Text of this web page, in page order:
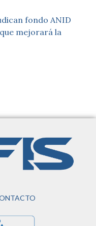
fondo ANID
mejorará la